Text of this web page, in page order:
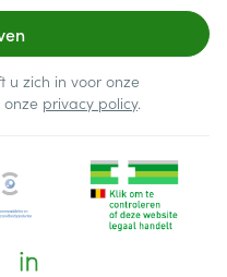
u zich in voor onze
privacy policy.